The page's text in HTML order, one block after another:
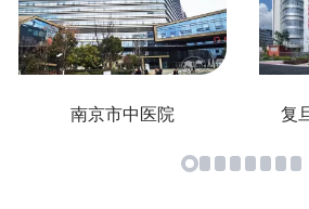
南京市中医院 复